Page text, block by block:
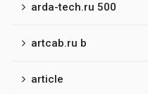
arda-tech.ru 500
artcab.ru b
article